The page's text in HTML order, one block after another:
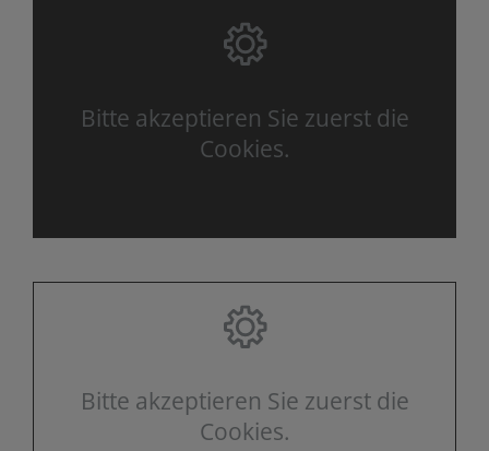
Bitte akzeptieren Sie zuerst die
Cookies.
Bitte akzeptieren Sie zuerst die
Cookies.